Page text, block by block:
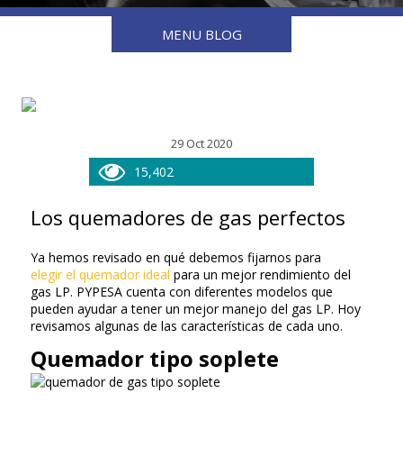
MENU BLOG
29 Oct 2020
15,402
Los quemadores de gas perfectos
Ya hemos revisado en qué debemos fijarnos para
elegir el quemador ideal para un mejor rendimiento del
gas LP. PYPESA cuenta con diferentes modelos que
pueden ayudar a tener un mejor manejo del gas LP. Hoy
revisamos algunas de las características de cada uno.
Quemador tipo soplete